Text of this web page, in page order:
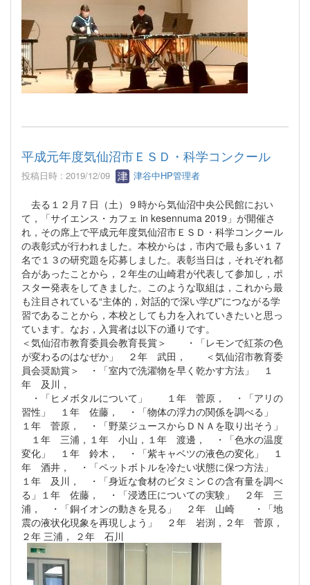
平成元年度気仙沼市ＥＳＤ・科学コンクール
投稿日時 : 2019/12/09 津谷中HP管理者
去る１２月７日（土）９時から気仙沼中央公民館におい
て，「サイエンス・カフェ in kesennuma 2019」が開催さ
れ，その席上で平成元年度気仙沼市ＥＳＤ・科学コンクール
の表彰式が行われました。本校からは，市内で最も多い１７
名で１３の研究題を応募しました。表彰当日は，それぞれ都
合があったことから，２年生の山崎君が代表して参加し，ポ
スター発表をしてきました。このような取組は，これから最
も注目されている“主体的，対話的で深い学び”につながる学
習であることから，本校としても力を入れていきたいと思っ
ています。なお，入賞者は以下の通りです。
＜気仙沼市教育委員会教育長賞＞ ・「レモンで紅茶の色
が変わるのはなぜか」 ２年 武田， ＜気仙沼市教育委
員会奨励賞＞ ・「室内で洗濯物を早く乾かす方法」 １
年 及川，
・「ヒメボタルについて」 １年 菅原， ・「アリの
習性」 １年 佐藤， ・「物体の浮力の関係を調べる」
１年 菅原， ・「野菜ジュースからＤＮＡを取り出そう」
１年 三浦，１年 小山，１年 渡邊， ・「色水の温度
変化」 １年 鈴木， ・「紫キャベツの液色の変化」 １
年 酒井， ・「ペットボトルを冷たい状態に保つ方法」
１年 及川， ・「身近な食材のビタミンＣの含有量を調べ
る」１年 佐藤， ・「浸透圧についての実験」 ２年 三
浦， ・「銅イオンの動きを見る」 ２年 山崎 ・「地
震の液状化現象を再現しよう」 ２年 岩渕，２年 菅原，
２年 三浦， ２年 石川